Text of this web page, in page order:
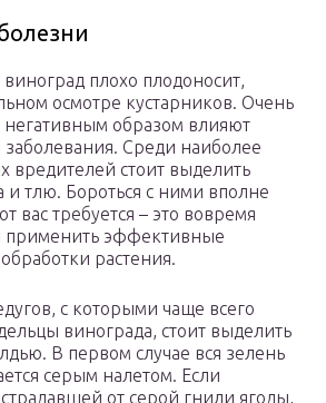
плохо плодоносит,
осмотре кустарников. Очень
негативным образом влияют
заболевания. Среди наиболее
вредителей стоит выделить
и тлю. Бороться с ними вполне
вас требуется – это вовремя
применить эффективные
растения.
с которыми чаще всего
винограда, стоит выделить
В первом случае вся зелень
серым налетом. Если
от серой гнили ягоды,